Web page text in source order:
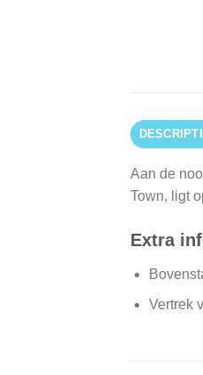
Aan de
Town, ligt
Extra
Vertrek